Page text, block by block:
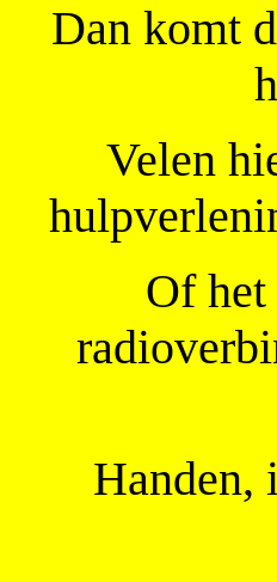
Dan komt
Velen
Of het
Handen,